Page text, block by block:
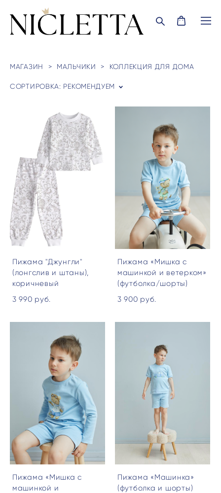
МАГАЗИН > МАЛЬЧИКИ > КОЛЛЕКЦИЯ ДЛЯ ДОМА
СОРТИРОВКА: РЕКОМЕНДУЕМ
Пижама "Джунгли"
(лонгслив и штаны),
коричневый
3 990 pуб.
Пижама «Мишка с
машинкой и ветерком»
(футболка/шорты)
3 900 pуб.
Пижама «Мишка с
машинкой и
Пижама «Машинка»
(футболка и шорты)